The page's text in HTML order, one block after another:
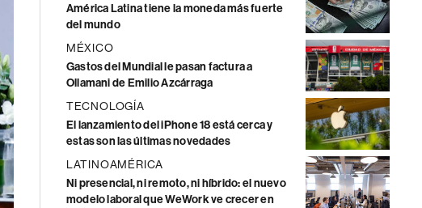
América Latina tiene la moneda más fuerte
del mundo
MÉXICO
Gastos del Mundial le pasan factura a
Ollamani de Emilio Azcárraga
TECNOLOGÍA
El lanzamiento del iPhone 18 está cerca y
estas son las últimas novedades
LATINOAMÉRICA
Ni presencial, ni remoto, ni híbrido: el nuevo
modelo laboral que WeWork ve crecer en